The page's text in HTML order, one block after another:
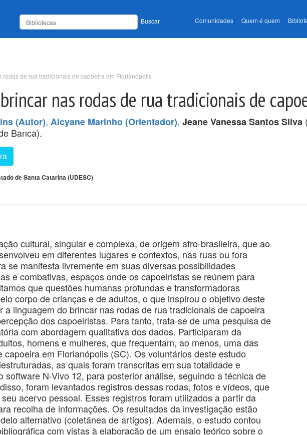
Buscar Comunidades Quem é quem
rodas de rua tradicionais de capoeira em Florianópolis
nas rodas de rua tradicionais de
(Autor), Alcyane Marinho (Orientador), Jeane Vanessa Santos Silva
Banca).
de Santa Catarina (UDESC)
cultural, singular e complexa, de origem afro-brasileira, que ao
em diferentes lugares e contextos, nas ruas ou fora
se manifesta livremente em suas diversas possibilidades
e combativas, espaços onde os capoeiristas se reúnem para
que questões humanas profundas e transformadoras
corpo de crianças e de adultos, o que inspirou o objetivo deste
a linguagem do brincar nas rodas de rua tradicionais de capoeira
dos capoeiristas. Para tanto, trata-se de uma pesquisa de
com abordagem qualitativa dos dados. Participaram da
homens e mulheres, que frequentam, ao menos, uma das
capoeira em Florianópolis (SC). Os voluntários deste estudo
as quais foram transcritas em sua totalidade e
software N-Vivo 12, para posterior análise, seguindo a técnica de
foram levantados registros dessas rodas, fotos e vídeos, que
acervo pessoal. Esses registros foram utilizados a partir da
recolha de informações. Os resultados da investigação estão
alternativo (coletânea de artigos). Ademais, o estudo contou
com vistas à elaboração de um ensaio teórico sobre o